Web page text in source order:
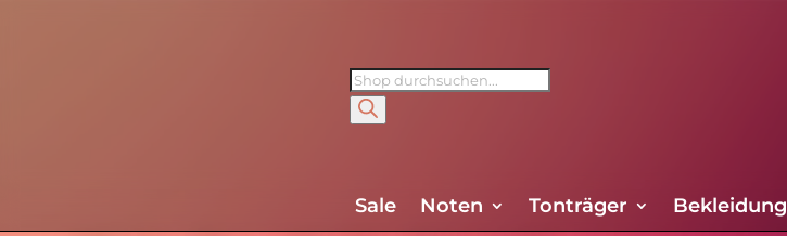
Products
search
Sale Noten Tonträger Bekleidung